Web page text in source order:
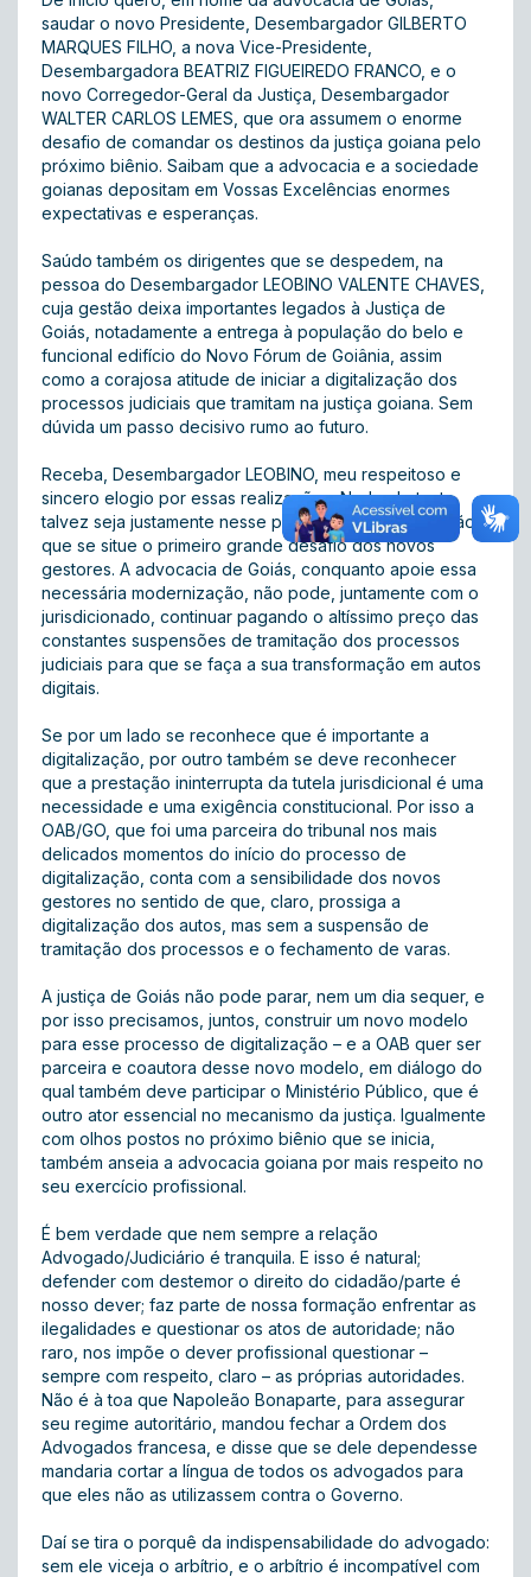
saudar o novo Presidente, Desembargador GILBERTO
MARQUES FILHO, a nova Vice-Presidente,
Desembargadora BEATRIZ FIGUEIREDO FRANCO, e o
novo Corregedor-Geral da Justiça, Desembargador
WALTER CARLOS LEMES, que ora assumem o enorme
desafio de comandar os destinos da justiça goiana pelo
próximo biênio. Saibam que a advocacia e a sociedade
goianas depositam em Vossas Excelências enormes
expectativas e esperanças.
Saúdo também os dirigentes que se despedem, na
pessoa do Desembargador LEOBINO VALENTE CHAVES,
cuja gestão deixa importantes legados à Justiça de
Goiás, notadamente a entrega à população do belo e
funcional edifício do Novo Fórum de Goiânia, assim
como a corajosa atitude de iniciar a digitalização dos
processos judiciais que tramitam na justiça goiana. Sem
dúvida um passo decisivo rumo ao futuro.
Receba, Desembargador LEOBINO, meu respeitoso e
sincero elogio por essas realizações. Nada obstante,
talvez seja justamente nesse processo de digitalização
que se situe o primeiro grande desafio dos novos
gestores. A advocacia de Goiás, conquanto apoie essa
necessária modernização, não pode, juntamente com o
jurisdicionado, continuar pagando o altíssimo preço das
constantes suspensões de tramitação dos processos
judiciais para que se faça a sua transformação em autos
digitais.
Se por um lado se reconhece que é importante a
digitalização, por outro também se deve reconhecer
que a prestação ininterrupta da tutela jurisdicional é uma
necessidade e uma exigência constitucional. Por isso a
OAB/GO, que foi uma parceira do tribunal nos mais
delicados momentos do início do processo de
digitalização, conta com a sensibilidade dos novos
gestores no sentido de que, claro, prossiga a
digitalização dos autos, mas sem a suspensão de
tramitação dos processos e o fechamento de varas.
A justiça de Goiás não pode parar, nem um dia sequer, e
por isso precisamos, juntos, construir um novo modelo
para esse processo de digitalização – e a OAB quer ser
parceira e coautora desse novo modelo, em diálogo do
qual também deve participar o Ministério Público, que é
outro ator essencial no mecanismo da justiça. Igualmente
com olhos postos no próximo biênio que se inicia,
também anseia a advocacia goiana por mais respeito no
seu exercício profissional.
É bem verdade que nem sempre a relação
Advogado/Judiciário é tranquila. E isso é natural;
defender com destemor o direito do cidadão/parte é
nosso dever; faz parte de nossa formação enfrentar as
ilegalidades e questionar os atos de autoridade; não
raro, nos impõe o dever profissional questionar –
sempre com respeito, claro – as próprias autoridades.
Não é à toa que Napoleão Bonaparte, para assegurar
seu regime autoritário, mandou fechar a Ordem dos
Advogados francesa, e disse que se dele dependesse
mandaria cortar a língua de todos os advogados para
que eles não as utilizassem contra o Governo.
Daí se tira o porquê da indispensabilidade do advogado:
sem ele viceja o arbítrio, e o arbítrio é incompatível com